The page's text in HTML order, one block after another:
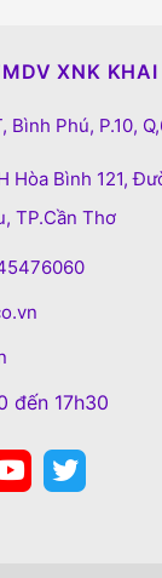
XNK KHAI
Bình Phú, P.10,
Hòa Bình 121,
TP.Cần Thơ
đến 17h30